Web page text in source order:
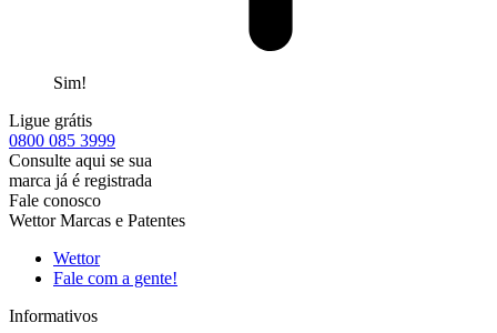
Sim!
Ligue grátis
0800 085 3999
Consulte aqui se sua
marca já é registrada
Fale conosco
Wettor Marcas e Patentes
Wettor
Fale com a gente!
Informativos